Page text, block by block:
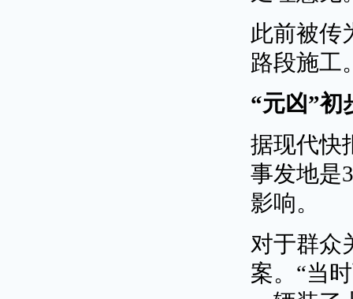
此前被传
路段施工
“元凶”初
据现代快
事发地是
影响。
对于群众
案。“当